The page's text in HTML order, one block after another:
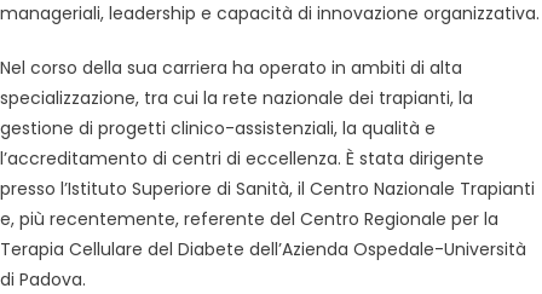
manageriali, leadership e capacità di innovazione organizzativa.
Nel corso della sua carriera ha operato in ambiti di alta
specializzazione, tra cui la rete nazionale dei trapianti, la
gestione di progetti clinico-assistenziali, la qualità e
l’accreditamento di centri di eccellenza. È stata dirigente
presso l’Istituto Superiore di Sanità, il Centro Nazionale Trapianti
e, più recentemente, referente del Centro Regionale per la
Terapia Cellulare del Diabete dell’Azienda Ospedale-Università
di Padova.